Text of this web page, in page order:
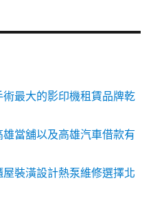
最大的影印機租賃品牌乾
當舖以及高雄汽車借款有
裝潢設計熱泵維修選擇北